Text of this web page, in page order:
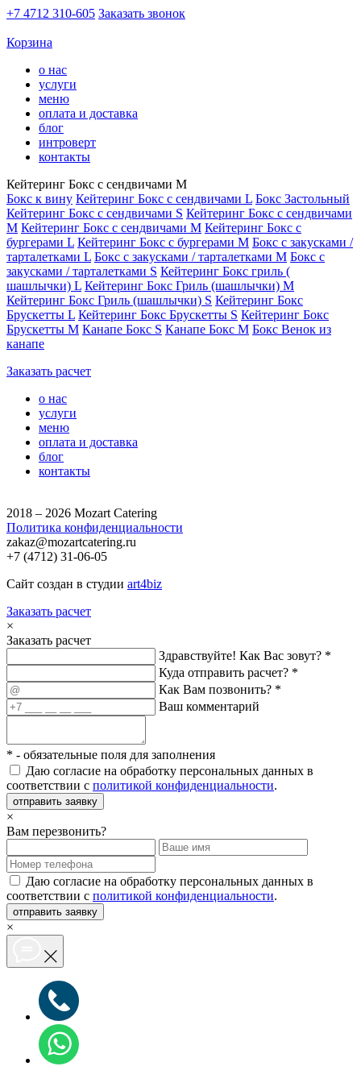
+7 4712 310-605 Заказать звонок
Корзина
о нас
услуги
меню
оплата и доставка
блог
интроверт
контакты
Кейтеринг Бокс с сендвичами M
Бокс к вину Кейтеринг Бокс с сендвичами L Бокс Застольный
Кейтеринг Бокс с сендвичами S Кейтеринг Бокс с сендвичами
M Кейтеринг Бокс с сендвичами M Кейтеринг Бокс с
бургерами L Кейтеринг Бокс с бургерами M Бокс с закусками /
тарталетками L Бокс с закусками / тарталетками M Бокс с
закусками / тарталетками S Кейтеринг Бокс гриль (
шашлычки) L Кейтеринг Бокс Гриль (шашлычки) M
Кейтеринг Бокс Гриль (шашлычки) S Кейтеринг Бокс
Брускетты L Кейтеринг Бокс Брускетты S Кейтеринг Бокс
Брускетты M Канапе Бокс S Канапе Бокс M Бокс Венок из
канапе
Заказать расчет
о нас
услуги
меню
оплата и доставка
блог
контакты
2018 – 2026 Mozart Catering
Политика конфиденциальности
zakaz@mozartcatering.ru
+7 (4712) 31-06-05
Сайт создан в студии art4biz
Заказать расчет
×
Заказать расчет
Здравствуйте! Как Вас зовут? *
Куда отправить расчет? *
Как Вам позвонить? *
Ваш комментарий
* - обязательные поля для заполнения
Даю согласие на обработку персональных данных в
соответствии с политикой конфиденциальности.
отправить заявку
×
Вам перезвонить?
Даю согласие на обработку персональных данных в
соответствии с политикой конфиденциальности.
отправить заявку
×